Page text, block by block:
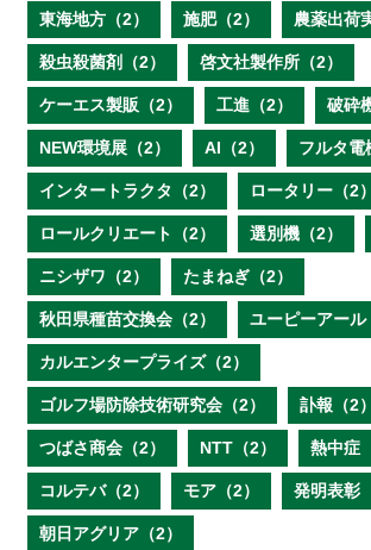
東海地方（2） 施肥（2） 農薬出荷
殺虫殺菌剤（2） 啓文社製作所（2）
ケーエス製販（2） 工進（2） 破砕
NEW環境展（2） AI（2） フルタ電
インタートラクタ（2） ロータリー（2）
ロールクリエート（2） 選別機（2）
ニシザワ（2） たまねぎ（2）
秋田県種苗交換会（2） ユーピーアール
カルエンタープライズ（2）
ゴルフ場防除技術研究会（2） 訃報（2）
つばさ商会（2） NTT（2） 熱中症
コルテバ（2） モア（2） 発明表彰
朝日アグリア（2）